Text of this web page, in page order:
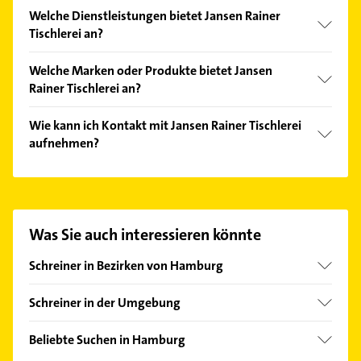
Welche Dienstleistungen bietet Jansen Rainer
Tischlerei an?
Beratung, Fertigung, Herstellung und Bearbeitung
von Bauelementen und Herstellung und
Welche Marken oder Produkte bietet Jansen
Rainer Tischlerei an?
Deckenverkleidungen, Einbauküchen, Einbaumöbel,
Einbauschränke und Fenster.
Wie kann ich Kontakt mit Jansen Rainer Tischlerei
aufnehmen?
finden Sie alleKontaktdaten.
Was Sie auch interessieren könnte
Schreiner in Bezirken von Hamburg
Bezirk Altona
Bezirk Eimsbüttel
Schreiner in der Umgebung
Norderstedt
Beliebte Suchen in Hamburg